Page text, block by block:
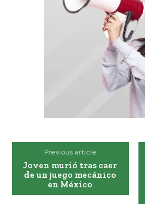
Previous article
Joven murió tras caer
de un juego mecánico
en México